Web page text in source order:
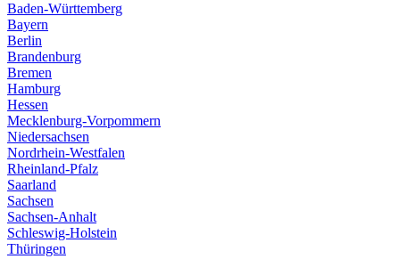
Baden-Württemberg
Bayern
Berlin
Brandenburg
Bremen
Hamburg
Hessen
Mecklenburg-Vorpommern
Niedersachsen
Nordrhein-Westfalen
Rheinland-Pfalz
Saarland
Sachsen
Sachsen-Anhalt
Schleswig-Holstein
Thüringen